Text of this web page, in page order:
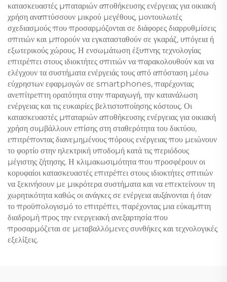
κατασκευαστές μπαταριών αποθήκευσης ενέργειας για οικιακή
χρήση αναπτύσσουν μικρού μεγέθους, μοντουλωτές
σχεδιασμούς που προσαρμόζονται σε διάφορες διαρρυθμίσεις
σπιτιών και μπορούν να εγκατασταθούν σε γκαράζ, υπόγεια ή
εξωτερικούς χώρους. Η ενσωμάτωση έξυπνης τεχνολογίας
επιτρέπει στους ιδιοκτήτες σπιτιών να παρακολουθούν και να
ελέγχουν τα συστήματα ενέργειάς τους από απόσταση μέσω
εύχρηστων εφαρμογών σε smartphones, παρέχοντας
ανεπίτρεπτη ορατότητα στην παραγωγή, την κατανάλωση
ενέργειας και τις ευκαιρίες βελτιστοποίησης κόστους. Οι
κατασκευαστές μπαταριών αποθήκευσης ενέργειας για οικιακή
χρήση συμβάλλουν επίσης στη σταθερότητα του δικτύου,
επιτρέποντας διανεμημένους πόρους ενέργειας που μειώνουν
το φορτίο στην ηλεκτρική υποδομή κατά τις περιόδους
μέγιστης ζήτησης. Η κλιμακωσιμότητα που προσφέρουν οι
κορυφαίοι κατασκευαστές επιτρέπει στους ιδιοκτήτες σπιτιών
να ξεκινήσουν με μικρότερα συστήματα και να επεκτείνουν τη
χωρητικότητα καθώς οι ανάγκες σε ενέργεια αυξάνονται ή όταν
το προϋπολογισμό το επιτρέπει, παρέχοντας μια εύκαμπτη
διαδρομή προς την ενεργειακή ανεξαρτησία που
προσαρμόζεται σε μεταβαλλόμενες συνθήκες και τεχνολογικές
εξελίξεις.